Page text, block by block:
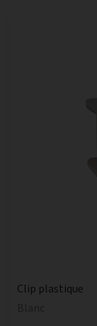
Clip plastique